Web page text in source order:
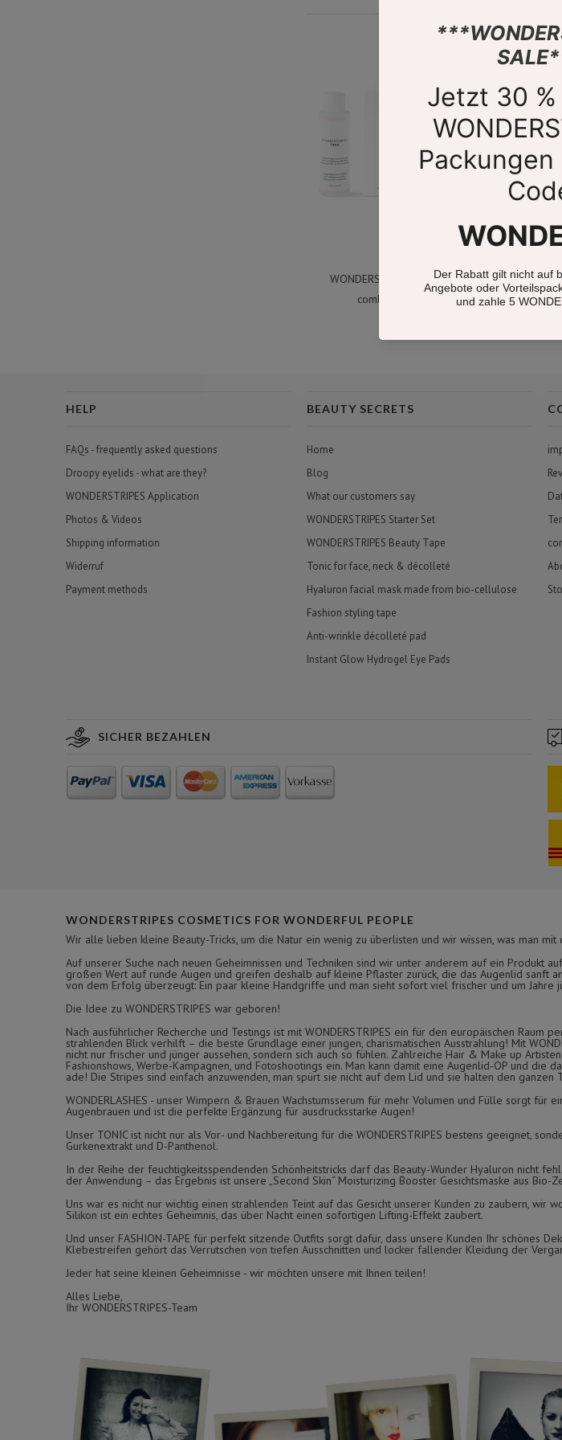
WONDERSTRIPES starter set: tonic &
combination pack (S+M+L)
HELP
FAQs - frequently asked questions
Droopy eyelids - what are they?
WONDERSTRIPES Application
Photos & Videos
Shipping information
Widerruf
Payment methods
BEAUTY SECRETS
Home
Blog
What our customers say
WONDERSTRIPES Starter Set
WONDERSTRIPES Beauty Tape
Tonic for face, neck & décolleté
Hyaluron facial mask made from bio-cellulose
Fashion styling tape
Anti-wrinkle décolleté pad
Instant Glow Hydrogel Eye Pads
SICHER BEZAHLEN
WONDERSTRIPES COSMETICS FOR WONDERFUL PEOPLE
Wir alle lieben kleine Beauty-Tricks, um die Natur ein wenig zu überlisten und wir wissen, was man
Auf unserer Suche nach neuen Geheimnissen und Techniken sind wir unter anderem auf ein
großen Wert auf runde Augen und greifen deshalb auf kleine Pflaster zurück, die das Augenlid
von dem Erfolg überzeugt: Ein paar kleine Handgriffe und man sieht sofort viel frischer und um Jahre
Die Idee zu WONDERSTRIPES war geboren!
Nach ausführlicher Recherche und Testings ist mit WONDERSTRIPES ein für den europäischen
strahlenden Blick verhilft – die beste Grundlage einer jungen, charismatischen Ausstrahlung! Mit
nicht nur frischer und jünger aussehen, sondern sich auch so fühlen. Zahlreiche Hair & Make up
Fashionshows, Werbe-Kampagnen, und Fotoshootings ein. Man kann damit eine Augenlid-OP und
ade! Die Stripes sind einfach anzuwenden, man spürt sie nicht auf dem Lid und sie halten den ganzen
WONDERLASHES - unser Wimpern & Brauen Wachstumsserum für mehr Volumen und Fülle sorgt
Augenbrauen und ist die perfekte Ergänzung für ausdrucksstarke Augen!
Unser TONIC ist nicht nur als Vor- und Nachbereitung für die WONDERSTRIPES bestens geeignet,
Gurkenextrakt und D-Panthenol.
In der Reihe der feuchtigkeitsspendenden Schönheitstricks darf das Beauty-Wunder Hyaluron nicht
der Anwendung – das Ergebnis ist unsere „Second Skin“ Moisturizing Booster Gesichtsmaske aus
Uns war es nicht nur wichtig einen strahlenden Teint auf das Gesicht unserer Kunden zu zaubern,
Silikon ist ein echtes Geheimnis, das über Nacht einen sofortigen Lifting-Effekt zaubert.
Und unser FASHION-TAPE für perfekt sitzende Outfits sorgt dafür, dass unsere Kunden Ihr schönes
Klebestreifen gehört das Verrutschen von tiefen Ausschnitten und locker fallender Kleidung der
Jeder hat seine kleinen Geheimnisse - wir möchten unsere mit Ihnen teilen!
Alles Liebe,
Ihr WONDERSTRIPES-Team